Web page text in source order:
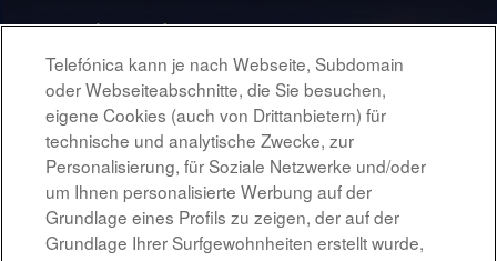
Telefónica kann je nach Webseite, Subdomain
oder Webseiteabschnitte, die Sie besuchen,
eigene Cookies (auch von Drittanbietern) für
technische und analytische Zwecke, zur
Personalisierung, für Soziale Netzwerke und/oder
um Ihnen personalisierte Werbung auf der
Grundlage eines Profils zu zeigen, der auf der
Grundlage Ihrer Surfgewohnheiten erstellt wurde,